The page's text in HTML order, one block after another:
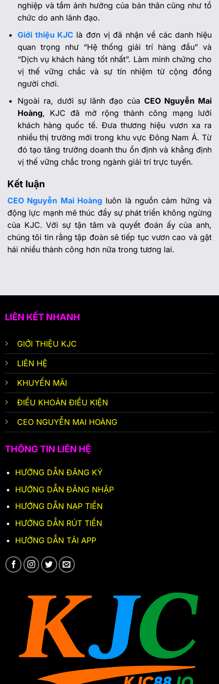
nghiệp và tầm ảnh hưởng của bản thân cũng như tổ
chức do anh lãnh đạo.
Giới thiệu KJC là đơn vị đã nhận về các danh hiệu
quan trọng như “Hệ thống giải trí hàng đầu” và
“Dịch vụ khách hàng tốt nhất”. Làm minh chứng cho
vị thế vững chắc và sự tín nhiệm từ cộng đồng
người chơi.
Ngoài ra, dưới sự lãnh đạo củaCEO Nguyễn Mai
Hoàng, KJC đã mở rộng thành công mạng lưới
khách hàng quốc tế. Đưa thương hiệu vươn xa ra
nhiều thị trường mới trong khu vực Đông Nam Á. Từ
đó tạo tăng trưởng doanh thu ổn định và khẳng định
vị thế vững chắc trong ngành giải trí trực tuyến.
Kết luận
CEO Nguyễn Mai Hoàng luôn là nguồn cảm hứng và
động lực mạnh mẽ thúc đẩy sự phát triển không ngừng
của KJC. Với sự tận tâm và quyết đoán ấy của anh,
chúng tôi tin rằng tập đoàn sẽ tiếp tục vươn cao và gặt
hái nhiều thành công hơn nữa trong tương lai.
LIÊN KẾT NHANH
GIỚI THIỆU KJC
LIÊN HỆ
KHUYẾN MÃI
ĐIỀU KHOẢN ĐIỀU KIỆN
CEO NGUYỄN MAI HOÀNG
THÔNG TIN LIÊN HỆ
HƯỚNG DẪN ĐĂNG KÝ
HƯỚNG DẪN ĐĂNG NHẬP
HƯỚNG DẪN NẠP TIỀN
HƯỚNG DẪN RÚT TIỀN
HƯỚNG DẪN TẢI APP